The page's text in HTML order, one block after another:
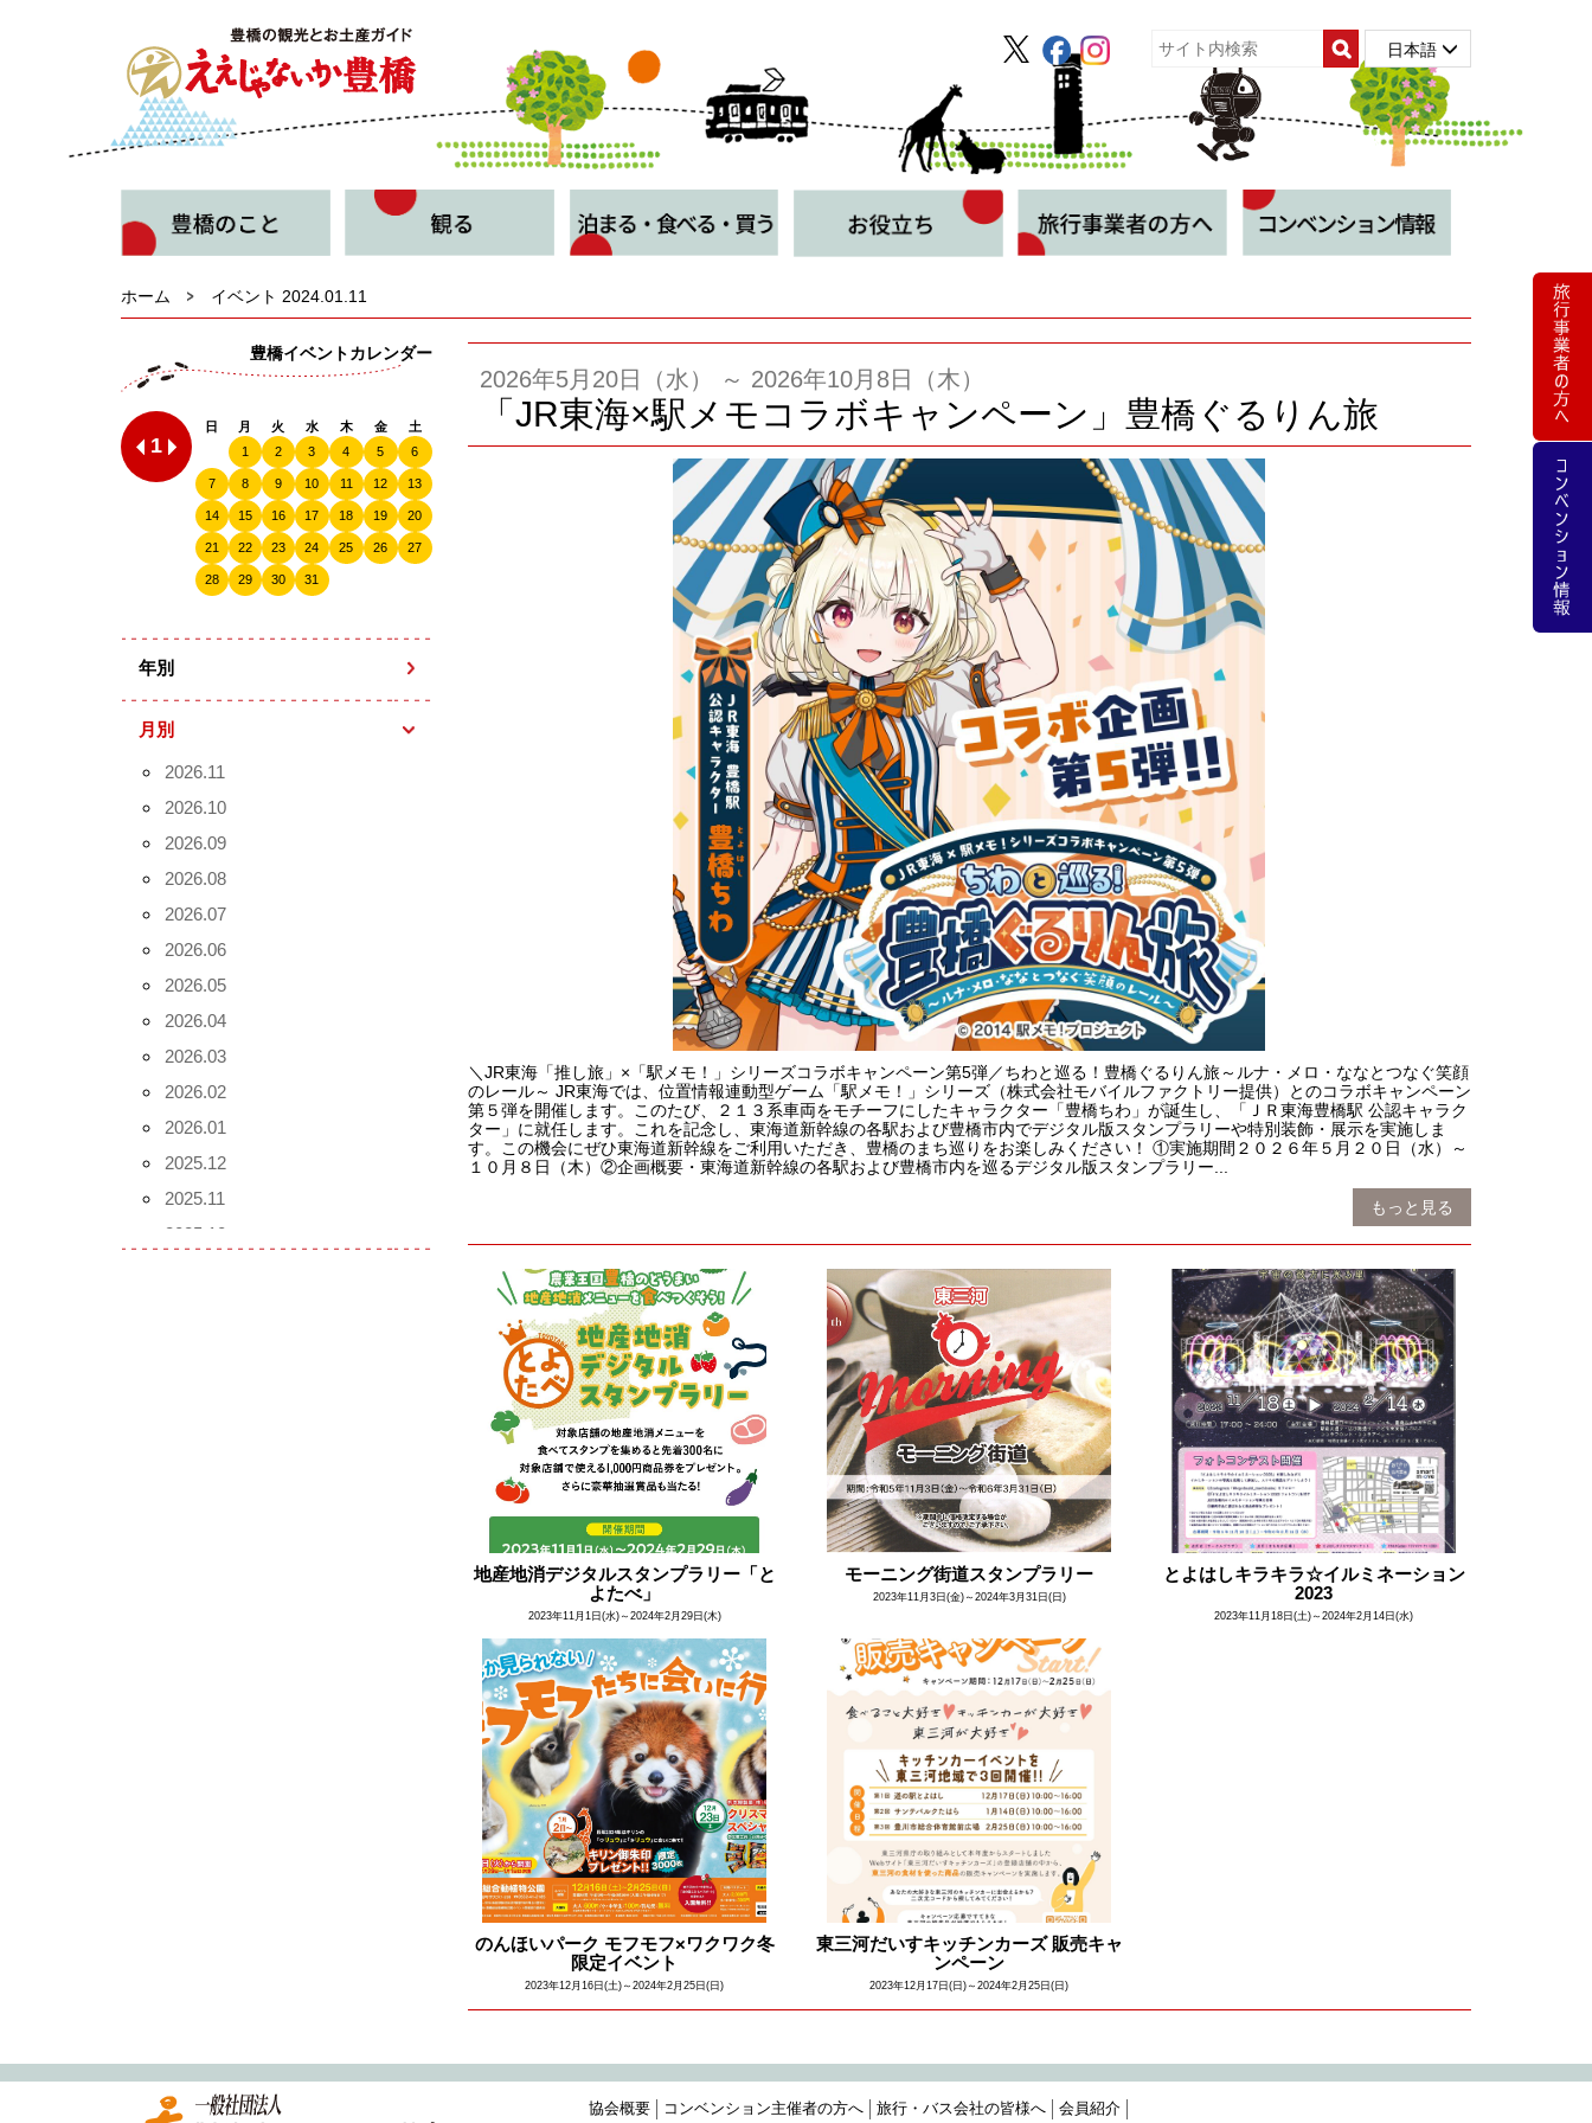
日本語
ホーム イベント 2024.01.11
2026年5月20日（水） ～ 2026年10月8日（木）
「JR東海×駅メモコラボキャンペーン」豊橋ぐるりん旅
＼JR東海「推し旅」×「駅メモ！」シリーズコラボキャンペーン第5弾／ちわと巡る！豊橋ぐるりん旅～ルナ・メロ・ななとつなぐ笑顔
のレール～ JR東海では、位置情報連動型ゲーム「駅メモ！」シリーズ（株式会社モバイルファクトリー提供）とのコラボキャンペーン
第５弾を開催します。このたび、２１３系車両をモチーフにしたキャラクター「豊橋ちわ」が誕生し、「ＪＲ東海豊橋駅 公認キャラク
ター」に就任します。これを記念し、東海道新幹線の各駅および豊橋市内でデジタル版スタンプラリーや特別装飾・展示を実施しま
す。この機会にぜひ東海道新幹線をご利用いただき、豊橋のまち巡りをお楽しみください！ ①実施期間２０２６年５月２０日（水）～
１０月８日（木）②企画概要・東海道新幹線の各駅および豊橋市内を巡るデジタル版スタンプラリー...
もっと見る
地産地消デジタルスタンプラリー「と
よたべ」
2023年11月1日(水)～2024年2月29日(木)
モーニング街道スタンプラリー
2023年11月3日(金)～2024年3月31日(日)
とよはしキラキラ☆イルミネーション
2023
2023年11月18日(土)～2024年2月14日(水)
のんほいパーク モフモフ×ワクワク冬
限定イベント
2023年12月16日(土)～2024年2月25日(日)
東三河だいすキッチンカーズ 販売キャ
ンペーン
2023年12月17日(日)～2024年2月25日(日)
豊橋イベントカレンダー
1
日 月 火 水 木 金
土
1
2 3 4 5 6
7 8 9 10 11 12 13
14 15 16 17 18 19 20
21 22 23 24 25 26 27
28 29 30 31
年別
月別
2026.11
2026.10
2026.09
2026.08
2026.07
2026.06
2026.05
2026.04
2026.03
2026.02
2026.01
2025.12
2025.11
2025.10
2023.10
協会概要 コンベンション主催者の方へ 旅行・バス会社の皆様へ 会員紹介